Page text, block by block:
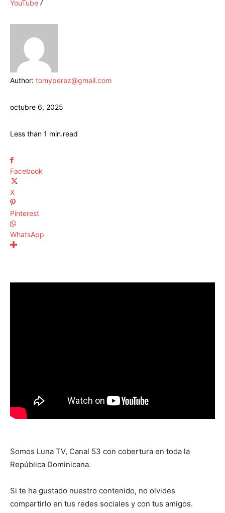
YouTube
Author: tomyperez@gmail.com
octubre 6, 2025
Less than 1 min.read
Facebook
X
Pinterest
WhatsApp
Somos Luna TV, Canal 53 con cobertura en toda la
República Dominicana.
Si te ha gustado nuestro contenido, no olvides
compartirlo en tus redes sociales y con tus amigos.